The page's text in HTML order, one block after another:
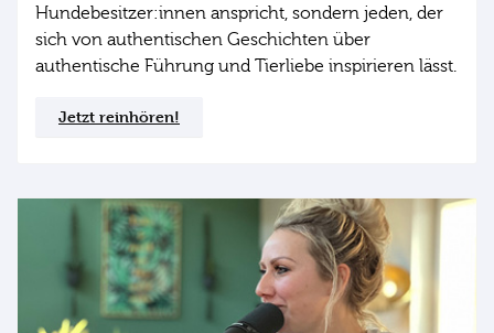
Hundebesitzer:innen anspricht, sondern jeden, der
sich von authentischen Geschichten über
authentische Führung und Tierliebe inspirieren lässt.
Jetzt reinhören!